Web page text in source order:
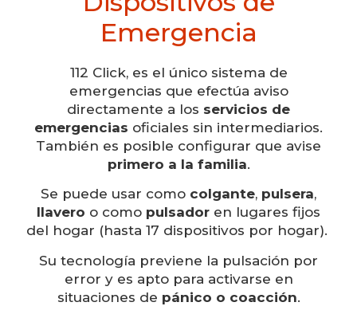
Emergencia
112 Click, es el único sistema de
emergencias que efectúa aviso
directamente a los servicios de
emergencias oficiales sin intermediarios.
También es posible configurar que avise
primero a la familia.
Se puede usar como colgante, pulsera,
llavero o como pulsador en lugares fijos
del hogar (hasta 17 dispositivos por hogar).
Su tecnología previene la pulsación por
error y es apto para activarse en
situaciones de pánico o coacción.